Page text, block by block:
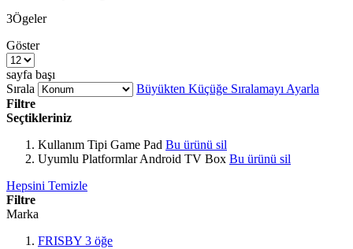
3Ögeler
Göster
sayfa başı
Sırala
Büyükten Küçüğe Sıralamayı Ayarla
Filtre
Seçtikleriniz
Kullanım Tipi Game Pad Bu ürünü sil
Uyumlu Platformlar Android TV Box Bu ürünü sil
Hepsini Temizle
Filtre
Marka
FRISBY 3 öğe